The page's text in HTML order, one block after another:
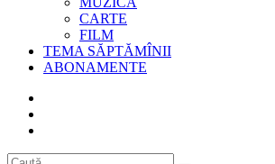
CARTE
FILM
TEMA SĂPTĂMÎNII
ABONAMENTE